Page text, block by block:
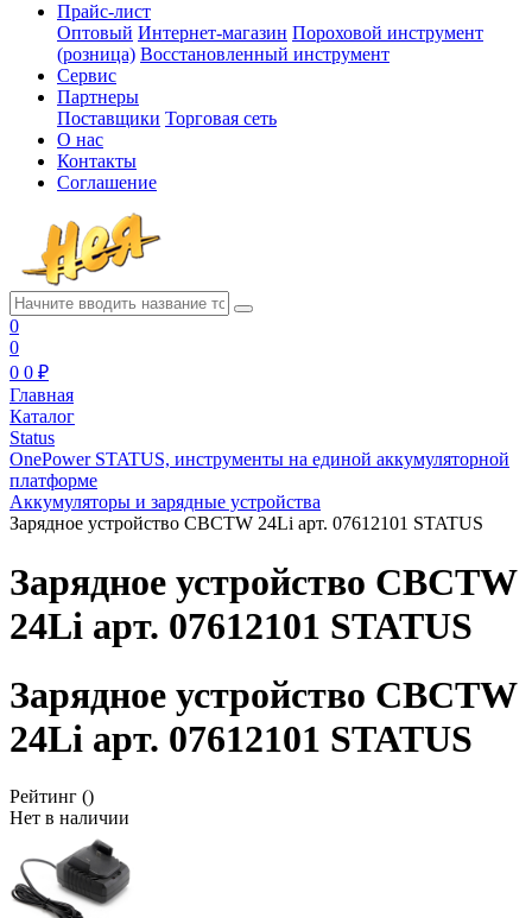
Прайс-лист
Оптовый Интернет-магазин Пороховой инструмент
(розница) Восстановленный инструмент
Сервис
Партнеры
Поставщики Торговая сеть
О нас
Контакты
Соглашение
0
0
0 0 ₽
Главная
Каталог
Status
OnePower STATUS, инструменты на единой аккумуляторной
платформе
Аккумуляторы и зарядные устройства
Зарядное устройство CBCTW 24Li арт. 07612101 STATUS
Зарядное устройство CBCTW
24Li арт. 07612101 STATUS
Зарядное устройство CBCTW
24Li арт. 07612101 STATUS
Рейтинг ()
Нет в наличии